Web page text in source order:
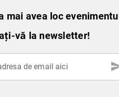
mai avea loc
vă la newsletter!
de email aici